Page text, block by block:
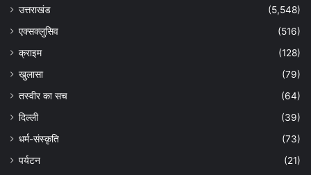
उत्तराखंड
(5,548)
एक्सक्लुसिव
(516)
क्राइम
(128)
खुलासा
(79)
तस्वीर का सच
(64)
दिल्ली
(39)
धर्म-संस्कृति
(73)
पर्यटन
(21)